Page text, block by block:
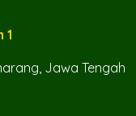
1
Jawa Tengah